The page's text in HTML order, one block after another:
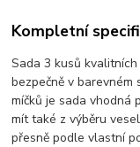
Kompletní
Sada 3 kusů
bezpečně v barevném
míčků je sada vhodná
mít také z výběru
přesně podle vlastní